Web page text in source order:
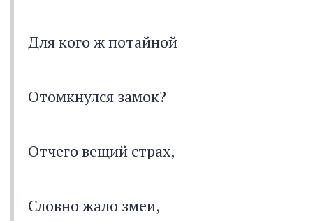
Для кого ж потайной
Отомкнулся замок?
Отчего вещий страх,
Словно жало змеи,